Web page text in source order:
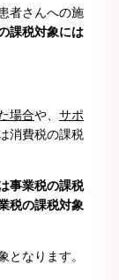
者さんへの施
課税対象には
場合や、 サポ
消費税の課税
事業税の課税
税の課税対象
なります。